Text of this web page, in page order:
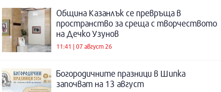
Община Казанлък се превръща в
пространство за среща с творчеството
на Дечко Узунов
11:41 | 07 август 26
Богородичните празници в Шипка
започват на 13 август